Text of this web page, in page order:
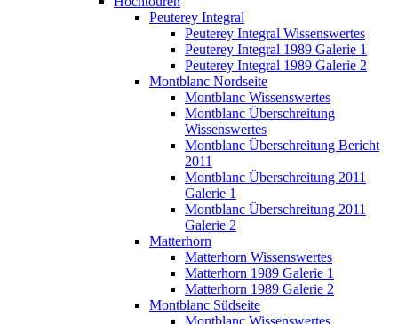
Peuterey Integral
Peuterey Integral Wissenswertes
Peuterey Integral 1989 Galerie 1
Peuterey Integral 1989 Galerie 2
Montblanc Nordseite
Montblanc Wissenswertes
Montblanc Überschreitung
Wissenswertes
Montblanc Überschreitung Bericht
2011
Montblanc Überschreitung 2011
Galerie 1
Montblanc Überschreitung 2011
Galerie 2
Matterhorn
Matterhorn Wissenswertes
Matterhorn 1989 Galerie 1
Matterhorn 1989 Galerie 2
Montblanc Südseite